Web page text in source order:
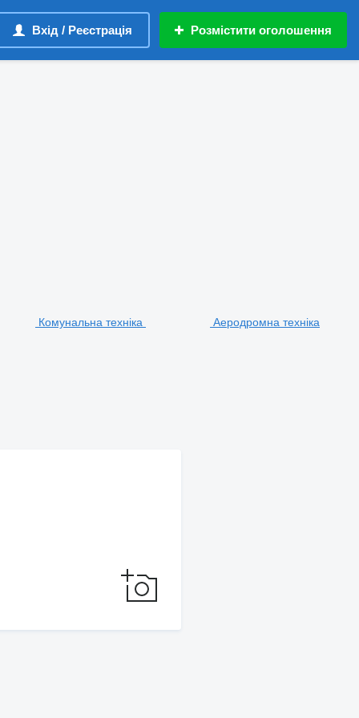
Вхід / Реєстрація Розмістити оголошення
Комунальна техніка Аеродромна техніка